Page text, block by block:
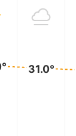
31.0°